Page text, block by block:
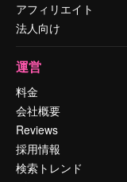
アフィリエイト
法人向け
運営
料金
会社概要
Reviews
採用情報
検索トレンド